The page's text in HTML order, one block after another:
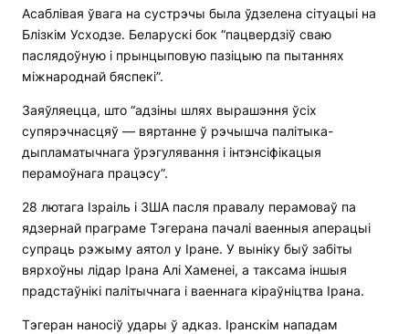
Асаблівая ўвага на сустрэчы была ўдзелена сітуацыі на
Блізкім Усходзе. Беларускі бок “пацвердзіў сваю
паслядоўную і прынцыповую пазіцыю па пытаннях
міжнароднай бяспекі”.
Заяўляецца, што “адзіны шлях вырашэння ўсіх
супярэчнасцяў — вяртанне ў рэчышча палітыка-
дыпламатычнага ўрэгулявання і інтэнсіфікацыя
перамоўнага працэсу”.
28 лютага Ізраіль і ЗША пасля правалу перамоваў па
ядзернай праграме Тэгерана пачалі ваенныя аперацыі
супраць рэжыму аятол у Іране. У выніку быў забіты
вярхоўны лідар Ірана Алі Хаменеі, а таксама іншыя
прадстаўнікі палітычнага і ваеннага кіраўніцтва Ірана.
Тэгеран наносіў удары ў адказ. Іранскім нападам